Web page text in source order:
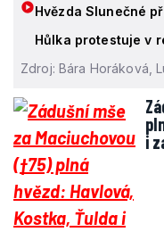
Hvězda Slunečné
Hůlka protestuje v
Zdroj: Bára Horáková,
i